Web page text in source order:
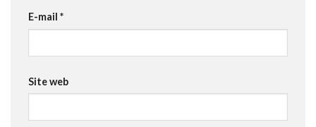
E-mail *
Site web